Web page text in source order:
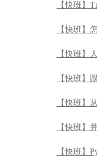
【快班】
【快班】
【快班】
【快班】
【快班】
【快班】
【快班】